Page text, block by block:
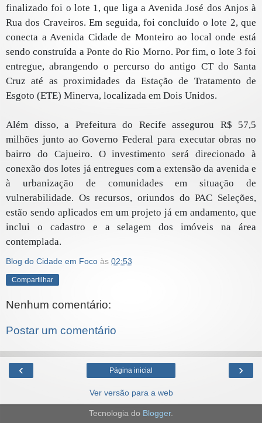
finalizado foi o lote 1, que liga a Avenida José dos Anjos à
Rua dos Craveiros. Em seguida, foi concluído o lote 2, que
conecta a Avenida Cidade de Monteiro ao local onde está
sendo construída a Ponte do Rio Morno. Por fim, o lote 3 foi
entregue, abrangendo o percurso do antigo CT do Santa
Cruz até as proximidades da Estação de Tratamento de
Esgoto (ETE) Minerva, localizada em Dois Unidos.
Além disso, a Prefeitura do Recife assegurou R$ 57,5
milhões junto ao Governo Federal para executar obras no
bairro do Cajueiro. O investimento será direcionado à
conexão dos lotes já entregues com a extensão da avenida e
à urbanização de comunidades em situação de
vulnerabilidade. Os recursos, oriundos do PAC Seleções,
estão sendo aplicados em um projeto já em andamento, que
inclui o cadastro e a selagem dos imóveis na área
contemplada.
Blog do Cidade em Foco às 02:53
Compartilhar
Nenhum comentário:
Postar um comentário
‹ ›
Página inicial
Ver versão para a web
Tecnologia do Blogger.